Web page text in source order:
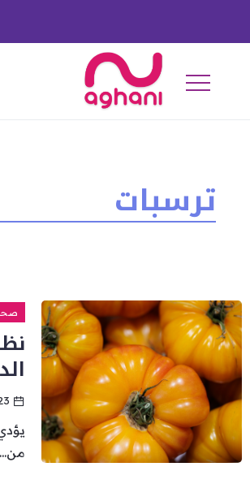
ترسبات
من...